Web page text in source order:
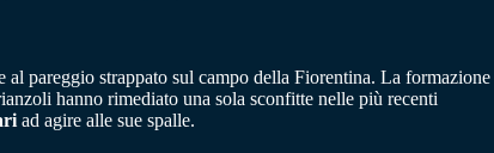
pareggio strappato sul campo della Fiorentina. La formazione
hanno rimediato una sola sconfitte nelle più recenti
ad agire alle sue spalle.